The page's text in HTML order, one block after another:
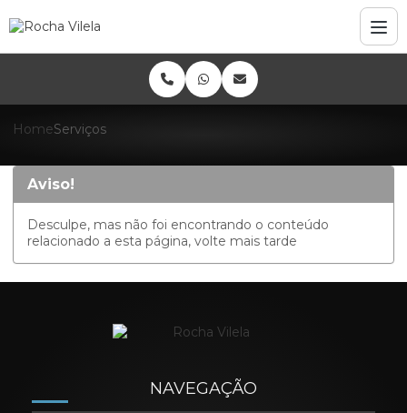
HomeServiços
Aviso!
Desculpe, mas não foi encontrando o conteúdo
relacionado a esta página, volte mais tarde
NAVEGAÇÃO